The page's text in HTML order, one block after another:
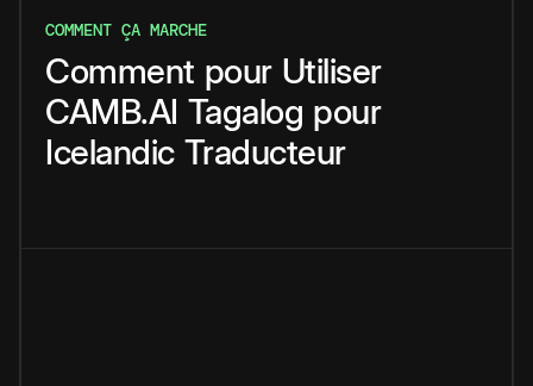
COMMENT ÇA MARCHE
Comment pour Utiliser
CAMB.AI Tagalog pour
Icelandic Traducteur